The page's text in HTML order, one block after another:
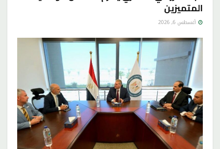
المتميزين
أغسطس 6, 2026